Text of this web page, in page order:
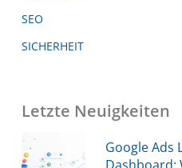
SEO
SICHERHEIT
Letzte Neuigkeiten
Google Ads